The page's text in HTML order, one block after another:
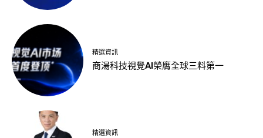
精選資訊
商湯科技視覺AI榮膺全球三料第一
精選資訊